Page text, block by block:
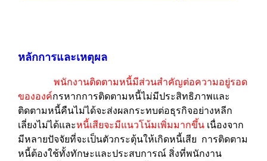
หลักการและเหตุผล
พนักงานติดตามหนี้มีส่วนสำคัญต่อความอยู่รอด
ขององค์กรหากการติดตามหนี้ไม่มีประสิทธิภาพและ
ติดตามหนี้คืนไม่ได้จะส่งผลกระทบต่อธุรกิจอย่างหลีก
เลี่ยงไม่ได้และหนี้เสียจะมีแนวโน้มเพิ่มมากขึ้น เนื่องจาก
มีหลายปัจจัยที่จะเป็นตัวกระตุ้นให้เกิดหนี้เสีย การติดตาม
หนี้ต้องใช้ทั้งทักษะและประสบการณ์ สิ่งที่พนักงาน